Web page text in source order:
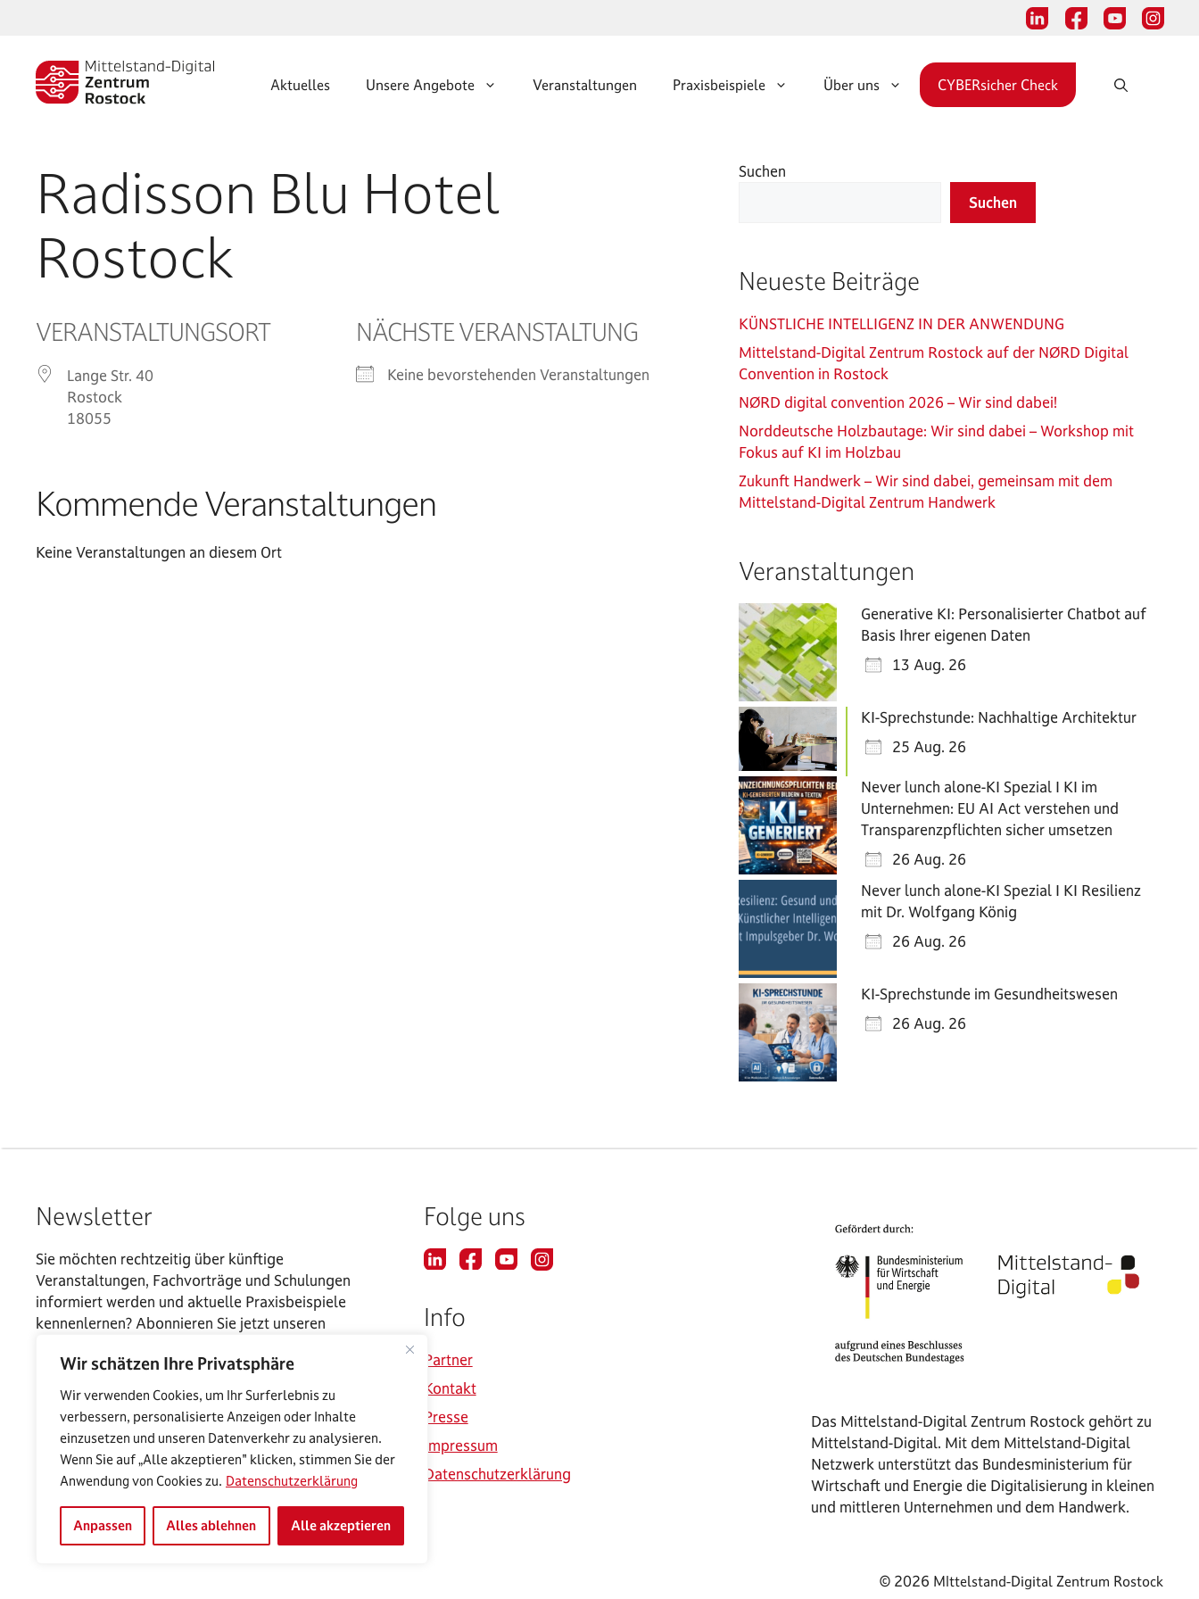
Wir schätzen Ihre Privatsphäre
Wir verwenden Cookies, um Ihr Surferlebnis zu
verbessern, personalisierte Anzeigen oder Inhalte
einzusetzen und unseren Datenverkehr zu analysieren.
Wenn Sie auf „Alle akzeptieren" klicken, stimmen Sie der
Anwendung von Cookies zu. Datenschutzerklärung
Anpassen Alles ablehnen Alle akzeptieren
Aktuelles Unsere Angebote Veranstaltungen Praxisbeispiele Über uns CYBERsicher Check
Radisson Blu Hotel
Rostock
VERANSTALTUNGSORT
Lange Str. 40
Rostock
18055
NÄCHSTE VERANSTALTUNG
Keine bevorstehenden Veranstaltungen
Kommende Veranstaltungen
Keine Veranstaltungen an diesem Ort
Suchen
Suchen
Neueste Beiträge
KÜNSTLICHE INTELLIGENZ IN DER ANWENDUNG
Mittelstand-Digital Zentrum Rostock auf der NØRD Digital
Convention in Rostock
NØRD digital convention 2026 – Wir sind dabei!
Norddeutsche Holzbautage: Wir sind dabei – Workshop mit
Fokus auf KI im Holzbau
Zukunft Handwerk – Wir sind dabei, gemeinsam mit dem
Mittelstand-Digital Zentrum Handwerk
Veranstaltungen
Generative KI: Personalisierter Chatbot auf
Basis Ihrer eigenen Daten
13 Aug. 26
KI-Sprechstunde: Nachhaltige Architektur
25 Aug. 26
Never lunch alone-KI Spezial I KI im
Unternehmen: EU AI Act verstehen und
Transparenzpflichten sicher umsetzen
26 Aug. 26
Never lunch alone-KI Spezial I KI Resilienz
mit Dr. Wolfgang König
26 Aug. 26
KI-Sprechstunde im Gesundheitswesen
26 Aug. 26
Newsletter
Sie möchten rechtzeitig über künftige
Veranstaltungen, Fachvorträge und Schulungen
informiert werden und aktuelle Praxisbeispiele
kennenlernen? Abonnieren Sie jetzt unseren
Folge uns
Info
Partner
Kontakt
Presse
Impressum
Datenschutzerklärung
Das Mittelstand-Digital Zentrum Rostock gehört zu
Mittelstand-Digital. Mit dem Mittelstand-Digital
Netzwerk unterstützt das Bundesministerium für
Wirtschaft und Energie die Digitalisierung in kleinen
und mittleren Unternehmen und dem Handwerk.
© 2026 MIttelstand-Digital Zentrum Rostock